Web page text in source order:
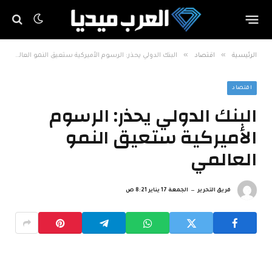
الرئيسية » اقتصاد » البنك الدولي يحذر: الرسوم الأميركية ستعيق النمو العالمي
اقتصاد
البنك الدولي يحذر: الرسوم
الأميركية ستعيق النمو
العالمي
فريق التحرير الجمعة 17 يناير 8:21 ص